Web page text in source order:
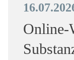
Online-